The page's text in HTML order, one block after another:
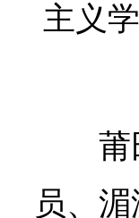
主义
莆
员、